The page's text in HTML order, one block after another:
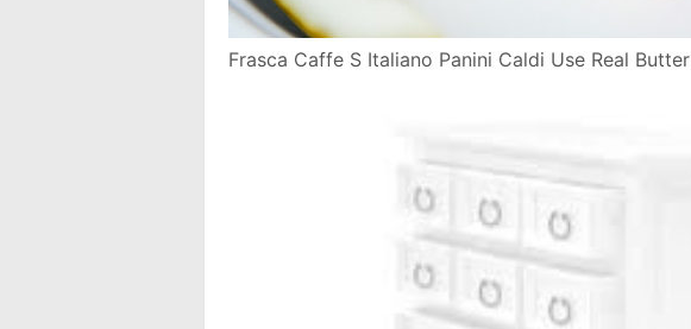
Frasca Caffe S Italiano Panini Caldi Use Real Butter